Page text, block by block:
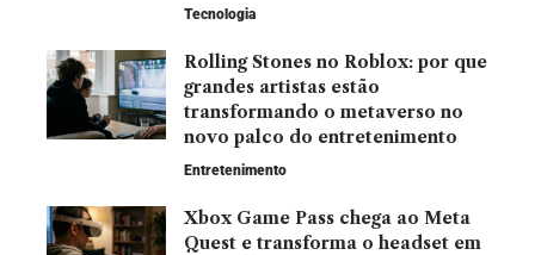
Tecnologia
Rolling Stones no Roblox: por que
grandes artistas estão
transformando o metaverso no
novo palco do entretenimento
Entretenimento
Xbox Game Pass chega ao Meta
Quest e transforma o headset em